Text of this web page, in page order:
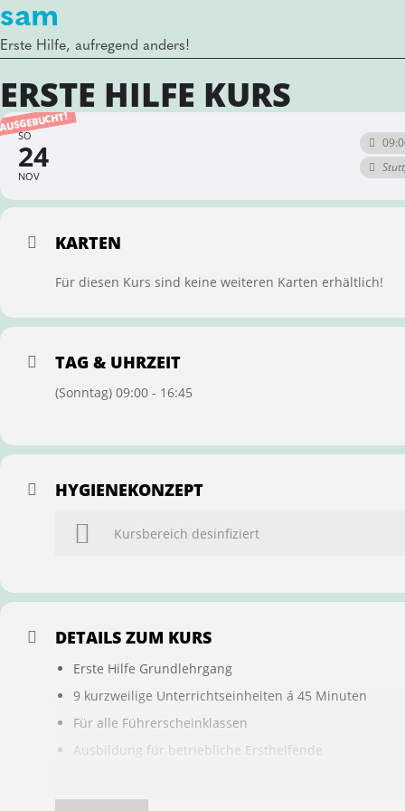
sam
Erste Hilfe, aufregend anders!
ERSTE HILFE KURS
SO
24
NOV
KARTEN
Für diesen Kurs sind keine weiteren Karten erhältlich!
TAG & UHRZEIT
(Sonntag) 09:00 - 16:45
HYGIENEKONZEPT
Kursbereich desinfiziert
DETAILS ZUM KURS
Erste Hilfe Grundlehrgang
9 kurzweilige Unterrichtseinheiten á 45 Minuten
Für alle Führerscheinklassen
Ausbildung für betriebliche Ersthelfende